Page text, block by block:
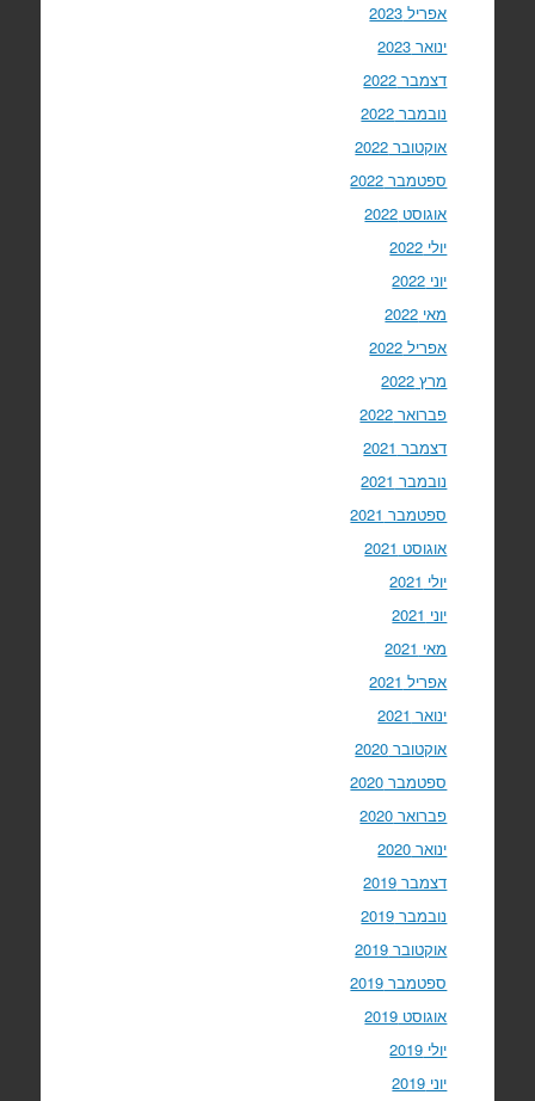
אפריל 2023
ינואר 2023
דצמבר 2022
נובמבר 2022
אוקטובר 2022
ספטמבר 2022
אוגוסט 2022
יולי 2022
יוני 2022
מאי 2022
אפריל 2022
מרץ 2022
פברואר 2022
דצמבר 2021
נובמבר 2021
ספטמבר 2021
אוגוסט 2021
יולי 2021
יוני 2021
מאי 2021
אפריל 2021
ינואר 2021
אוקטובר 2020
ספטמבר 2020
פברואר 2020
ינואר 2020
דצמבר 2019
נובמבר 2019
אוקטובר 2019
ספטמבר 2019
אוגוסט 2019
יולי 2019
יוני 2019